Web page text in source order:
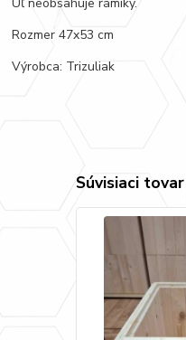
Rozmer 47x53 cm
Výrobca: Trizuliak
Súvisiaci tovar